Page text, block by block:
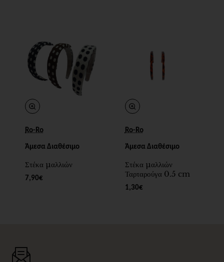
Ro-Ro
Άμεσα Διαθέσιμο
Στέκα μαλλιών
7,90€
Ro-Ro
Άμεσα Διαθέσιμο
Στέκα μαλλιών
Ταρταρούγα 0.5 cm
1,30€